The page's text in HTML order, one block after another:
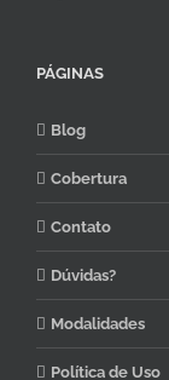
PÁGINAS
Blog
Cobertura
Contato
Dúvidas?
Modalidades
Política de Uso